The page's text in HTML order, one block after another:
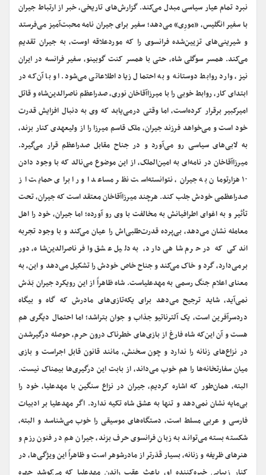
نبرد تمام عیار سیاسی مبدل می‌کند. گزارش‌های تاریخی، خبر از ارتباط جیران
با سفیر انگلیس، «مورِی» می‌دهد؛ سفیر برای جیران نامه محبت‌آمیز می‌فرستد
و شیرینی‌های تزیین‌شده فرانسوی را که موردعلاقه اوست، به جیران تقدیم
می‌کند. همسر سوگلی شاه، حتی با همسر کنت گوبینو، سفیر فرانسه در ایران
نیز، وارد روابط دوستانه و به احتمال زیاد اطلاعاتی می‌شود. او با آن‌که در
ابتدای کار، روابط خوبی را با میرزاآقاخان نوری، صدراعظم ناصرالدین‌شاه و قاتل
امیرکبیر برقرار کرده‌است، اما وقتی درمی‌یابد که وی به دنبال افزایش قدرت
خود است و می‌خواهد فرزند جیران، ملک قاسم میرزا را از ولیعهدی کنار بزند،
به لابی‌های سیاسی رو می‌آورد و در جناح مقابل صدراعظم قرار می‌گیرد.
میرزاآقاخان در نامه‌ای به امین‌الملک، از این موضوع می‌نالد که با وجود دادن
۱۰ هزارتومان به جیران، نتوانسته‌است نظر مساعد او را برای حمایت از
صدراعظمی خودش جلب کند. هرچند میرزاآقاخان معتقد است که جیران، تحت
تأثیر و به اغوای اطرافیانش به مخالفت با وی رو آورده؛ اما جیران، خود را اهل
معامله نشان می‌دهد، بی‌پرده قدرت‌طلبی‌اش را عیان می‌کند و با وجود تجربه
اندکی که در حرم شاهی دارد، به دلیل عشق وافر ناصرالدین‌شاه، دور
برمی‌دارد، گرد و خاک می‌کند و جناح خاص خودش را تشکیل می‌دهد و این، به
معنای اعلام جنگ رسمی به مهدعلیاست. شاه ظاهراً از این رویکرد جیران بَدَش
نمی‌آید، شاید ترجیح می‌دهد برای یکه‌تازی‌های مادرش که گاه و بیگاه
دردسرآفرین است، یک آلترناتیو جذاب و جوان بتراشد؛ اما احتمال دیگری هم
هست و آن این‌که شاه فارغ از بازی‌های خطرناک درون حرم، حوصله درگیرشدن
در نزاع‌های زنانه را ندارد و چون سخنش، مانند قانون قابل اجراست و بازی
میان سفارتخانه‌ها را هم خوب می‌داند، از بابت این درگیری‌ها بیمناک نیست.
البته، همان‌طور که اشاره کردیم، جیران در نزاع سنگین با مهدعلیا، خود را
بی‌مایه نشان نمی‌دهد و تنها به عشق شاه تکیه ندارد. اگر مهدعلیا بر ادبیات
فارسی و عربی مسلط است، دستگاه‌های موسیقی را خوب می‌شناسد و البته،
شکسته بسته می‌تواند به زبان فرانسوی حرف بزند، جیران هم در فنون رزم و
هنرهای ظریفه و زنانه، بسیار قَدَرتر از مادرشوهر است و ظاهراً این ویژگی‌ها، در